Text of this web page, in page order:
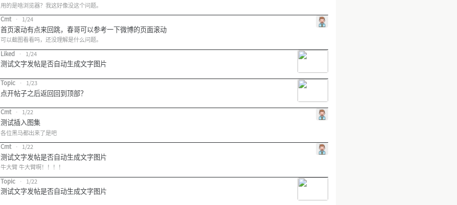
用的是啥浏览器？我这好像没这个问题。
Cmt
• 1/24
首页滚动有点来回跳，春哥可以参考一下微博的页面滚动
可以截图看看吗，还没理解是什么问题。
Liked
• 1/24
测试文字发帖是否自动生成文字图片
Topic • 1/23
点开帖子之后返回回到顶部？
Cmt • 1/22
测试插入图集
各位黑马都出来了是吧
Cmt
• 1/22
测试文字发帖是否自动生成文字图片
牛大臂 牛大臂啊！！！！
Topic
• 1/22
测试文字发帖是否自动生成文字图片